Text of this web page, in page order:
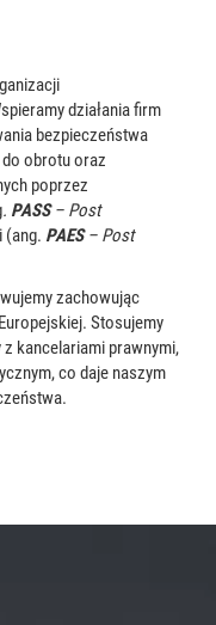
działania firm
bezpieczeństwa
obrotu oraz
poprzez
. PASS– Post
(ang. PAES– Post
zachowując
Stosujemy
kancelariami prawnymi,
co daje naszym